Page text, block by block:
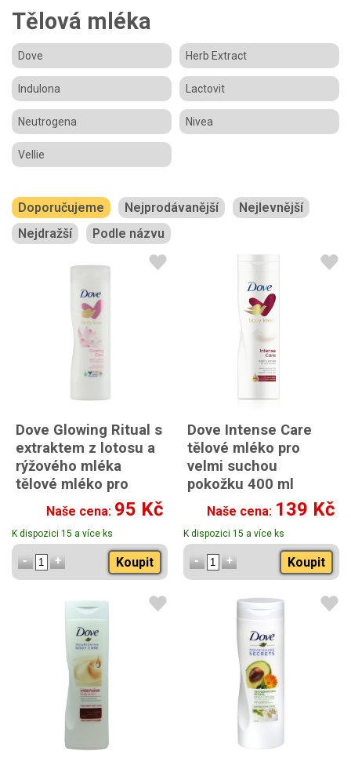
Tělová mléka
Dove Herb Extract
Indulona Lactovit
Neutrogena Nivea
Vellie
Doporučujeme Nejprodávanější
Nejlevnější
Nejdražší
Podle názvu
Dove Glowing Ritual s
extraktem z lotosu a
rýžového mléka
tělové mléko pro
všechny typy pleti
250 ml
Naše cena: 95 Kč
K dispozici 15 a více ks
Koupit
Dove Intense Care
tělové mléko pro
velmi suchou
pokožku 400 ml
Naše cena: 139 Kč
K dispozici 15 a více ks
Koupit